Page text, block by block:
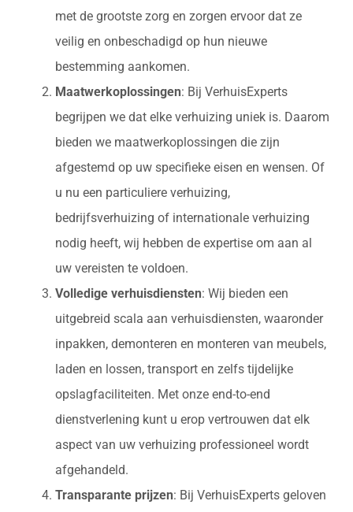
met de grootste zorg en zorgen ervoor dat ze
veilig en onbeschadigd op hun nieuwe
bestemming aankomen.
Maatwerkoplossingen: Bij VerhuisExperts
begrijpen we dat elke verhuizing uniek is. Daarom
bieden we maatwerkoplossingen die zijn
afgestemd op uw specifieke eisen en wensen. Of
u nu een particuliere verhuizing,
bedrijfsverhuizing of internationale verhuizing
nodig heeft, wij hebben de expertise om aan al
uw vereisten te voldoen.
Volledige verhuisdiensten: Wij bieden een
uitgebreid scala aan verhuisdiensten, waaronder
inpakken, demonteren en monteren van meubels,
laden en lossen, transport en zelfs tijdelijke
opslagfaciliteiten. Met onze end-to-end
dienstverlening kunt u erop vertrouwen dat elk
aspect van uw verhuizing professioneel wordt
afgehandeld.
Transparante prijzen: Bij VerhuisExperts geloven